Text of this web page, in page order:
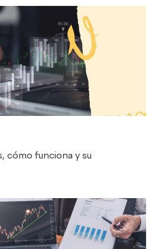
cómo funciona y su